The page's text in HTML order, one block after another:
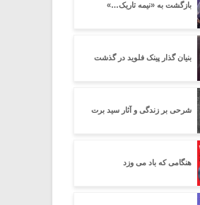
بازگشت به «نیمه تاریک…»
بنیان گذار پینک فلوید در گذشت
شرحی بر زندگی و آثار سید برت
هنگامی که باد می وزد